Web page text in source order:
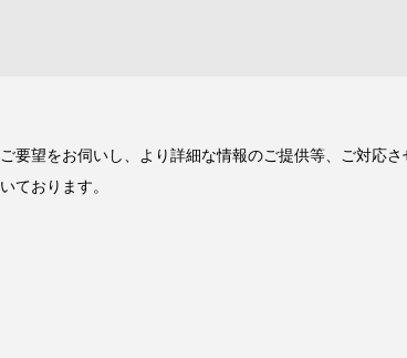
望をお伺いし、より詳細な情報のご提供等、ご対応さ
ております。